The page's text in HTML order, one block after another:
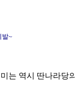
발~
는 역시 딴나라당